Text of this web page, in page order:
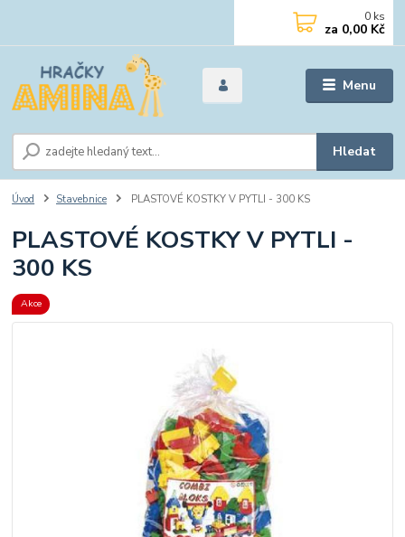
Menu
Hledat
0 ks
za 0,00 Kč
Úvod Stavebnice PLASTOVÉ KOSTKY V PYTLI - 300 KS
PLASTOVÉ KOSTKY V PYTLI -
300 KS
Akce